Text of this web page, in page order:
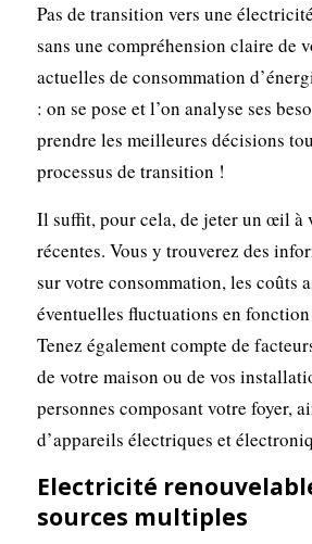
Pas de transition vers une
sans une compréhension claire de
actuelles de consommation
: on se pose et l’on analyse ses
prendre les meilleures décisions
processus de transition !
Il suffit, pour cela, de jeter un œil à
récentes. Vous y trouverez des
sur votre consommation, les coûts
éventuelles fluctuations en fonction
Tenez également compte de
de votre maison ou de vos
personnes composant votre foyer,
d’appareils électriques et
Electricité
sources multiples